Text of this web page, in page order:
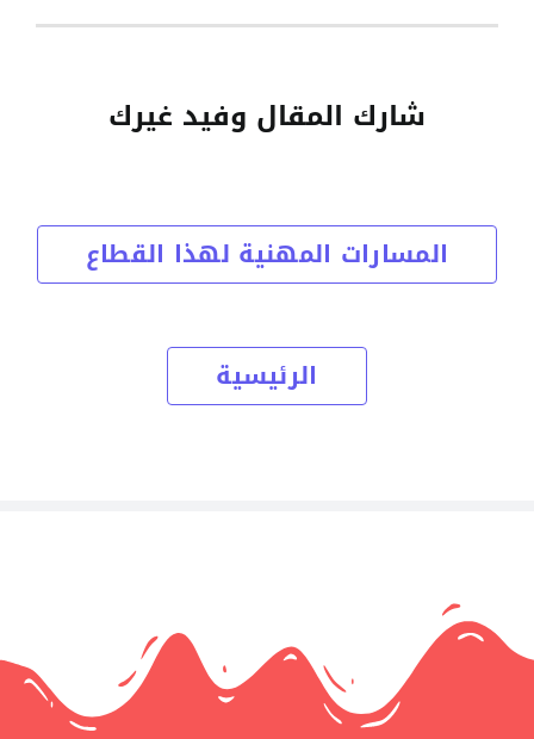
شارك المقال وفيد غيرك
المسارات المهنية لهذا القطاع
الرئيسية